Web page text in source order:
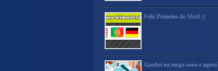
Feliz Primeiro de Abril :)
Ganhei na mega-sena e